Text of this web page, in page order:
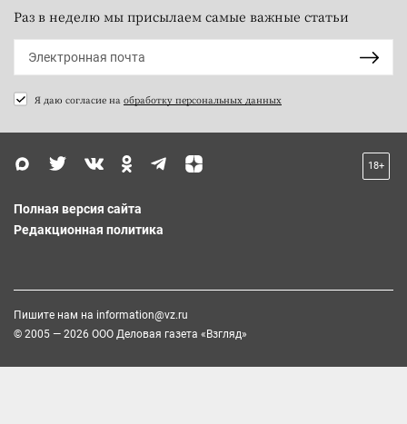
Раз в неделю мы присылаем самые важные статьи
Я даю согласие на обработку персональных данных
18+
Полная версия сайта
Редакционная политика
Пишите нам на information@vz.ru
© 2005 — 2026 ООО Деловая газета «Взгляд»